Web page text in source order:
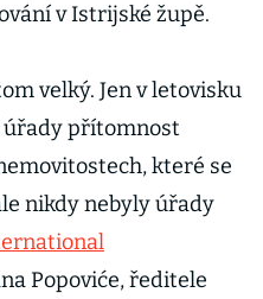
v Istrijské župě.
velký. Jen v letovisku
úřady přítomnost
které se
nikdy nebyly úřady
Popoviće, ředitele